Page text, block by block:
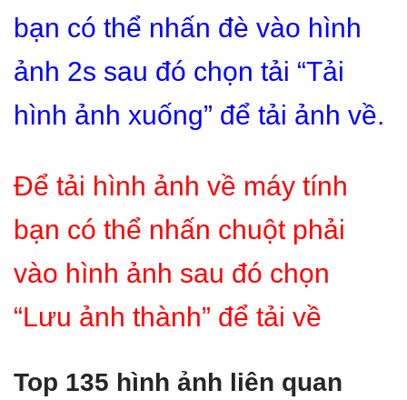
bạn có thể nhấn đè vào hình
ảnh 2s sau đó chọn tải “Tải
hình ảnh xuống” để tải ảnh về.
Để tải hình ảnh về máy tính
bạn có thể nhấn chuột phải
vào hình ảnh sau đó chọn
“Lưu ảnh thành” để tải về
Top 135 hình ảnh liên quan